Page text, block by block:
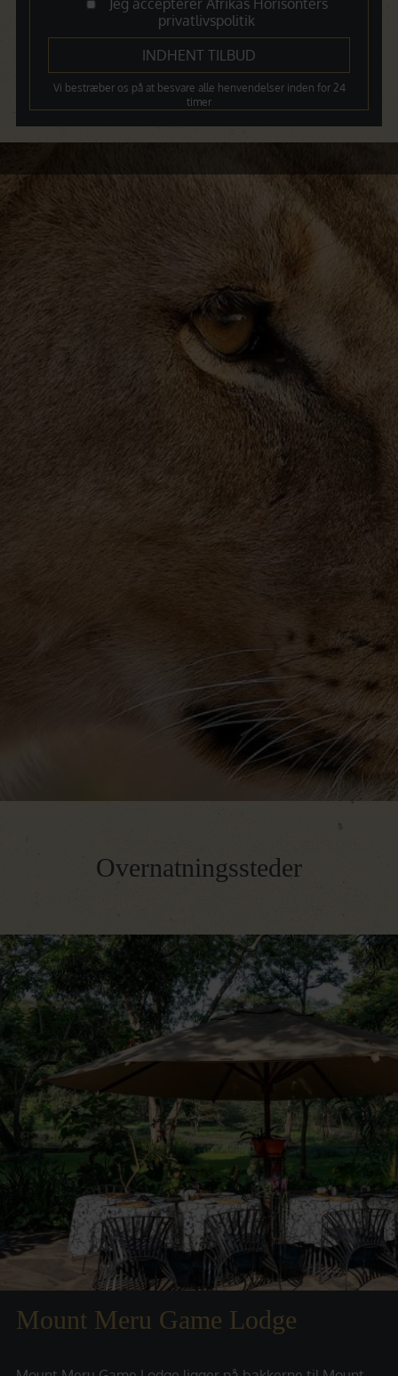
Jeg accepterer Afrikas Horisonters
privatlivspolitik
Vi bestræber os på at besvare alle henvendelser inden for 24
timer
Dagsprogram
Dag 1 – Afrejse fra Danmark
Dag 2 – Mount Meru
Dag 3 – Lake Manyara
Dag 4 – Serengeti og Ndutu
Dag 5 – Serengeti og Ndutu
Dag 6 – Serengeti og Ndutu
Dag 7 – Serengeti og Ndutu
Dag 8 – Ngorongoro Crater
Dag 9 – Hjemrejse eller Zanzibar
Overnatningssteder
Mount Meru Game Lodge